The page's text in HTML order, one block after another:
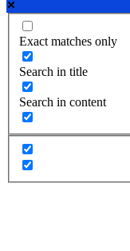
Exact matches only
Search in title
Search in content